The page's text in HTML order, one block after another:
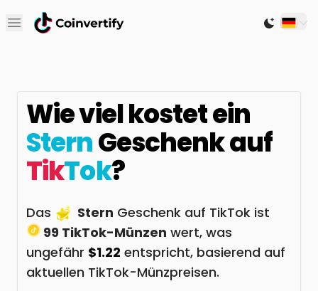
Open main menu Switch
Wie viel kostet ein
SternGeschenk auf
TikTok?
Das Stern Geschenk auf TikTok ist
99 TikTok-Münzen wert, was
ungefähr $1.22 entspricht, basierend auf
aktuellen TikTok-Münzpreisen.